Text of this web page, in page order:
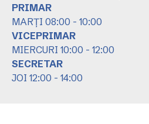
PRIMAR
MARȚI 08:00 - 10:00
VICEPRIMAR
MIERCURI 10:00 - 12:00
SECRETAR
JOI 12:00 - 14:00